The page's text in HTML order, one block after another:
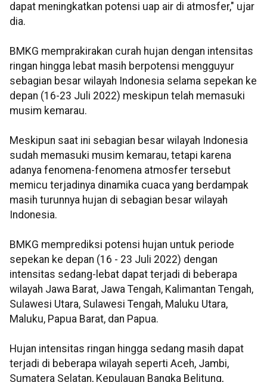
dapat meningkatkan potensi uap air di atmosfer," ujar
dia.
BMKG memprakirakan curah hujan dengan intensitas
ringan hingga lebat masih berpotensi mengguyur
sebagian besar wilayah Indonesia selama sepekan ke
depan (16-23 Juli 2022) meskipun telah memasuki
musim kemarau.
Meskipun saat ini sebagian besar wilayah Indonesia
sudah memasuki musim kemarau, tetapi karena
adanya fenomena-fenomena atmosfer tersebut
memicu terjadinya dinamika cuaca yang berdampak
masih turunnya hujan di sebagian besar wilayah
Indonesia.
BMKG memprediksi potensi hujan untuk periode
sepekan ke depan (16 - 23 Juli 2022) dengan
intensitas sedang-lebat dapat terjadi di beberapa
wilayah Jawa Barat, Jawa Tengah, Kalimantan Tengah,
Sulawesi Utara, Sulawesi Tengah, Maluku Utara,
Maluku, Papua Barat, dan Papua.
Hujan intensitas ringan hingga sedang masih dapat
terjadi di beberapa wilayah seperti Aceh, Jambi,
Sumatera Selatan, Kepulauan Bangka Belitung,